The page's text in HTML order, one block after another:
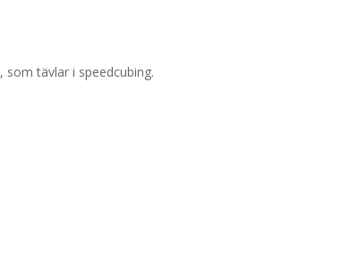
, som tävlar i speedcubing.